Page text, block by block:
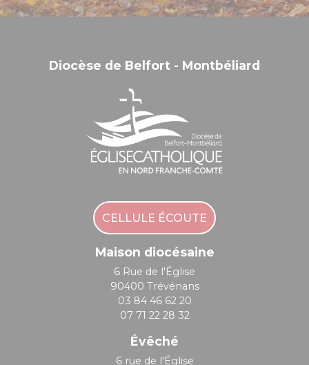
Diocèse de Belfort - Montbéliard
CELLULE ÉCOUTE
Maison diocésaine
6 Rue de l'Église
90400 Trévénans
03 84 46 62 20
07 71 22 28 32
Évêché
6 rue de l'Église